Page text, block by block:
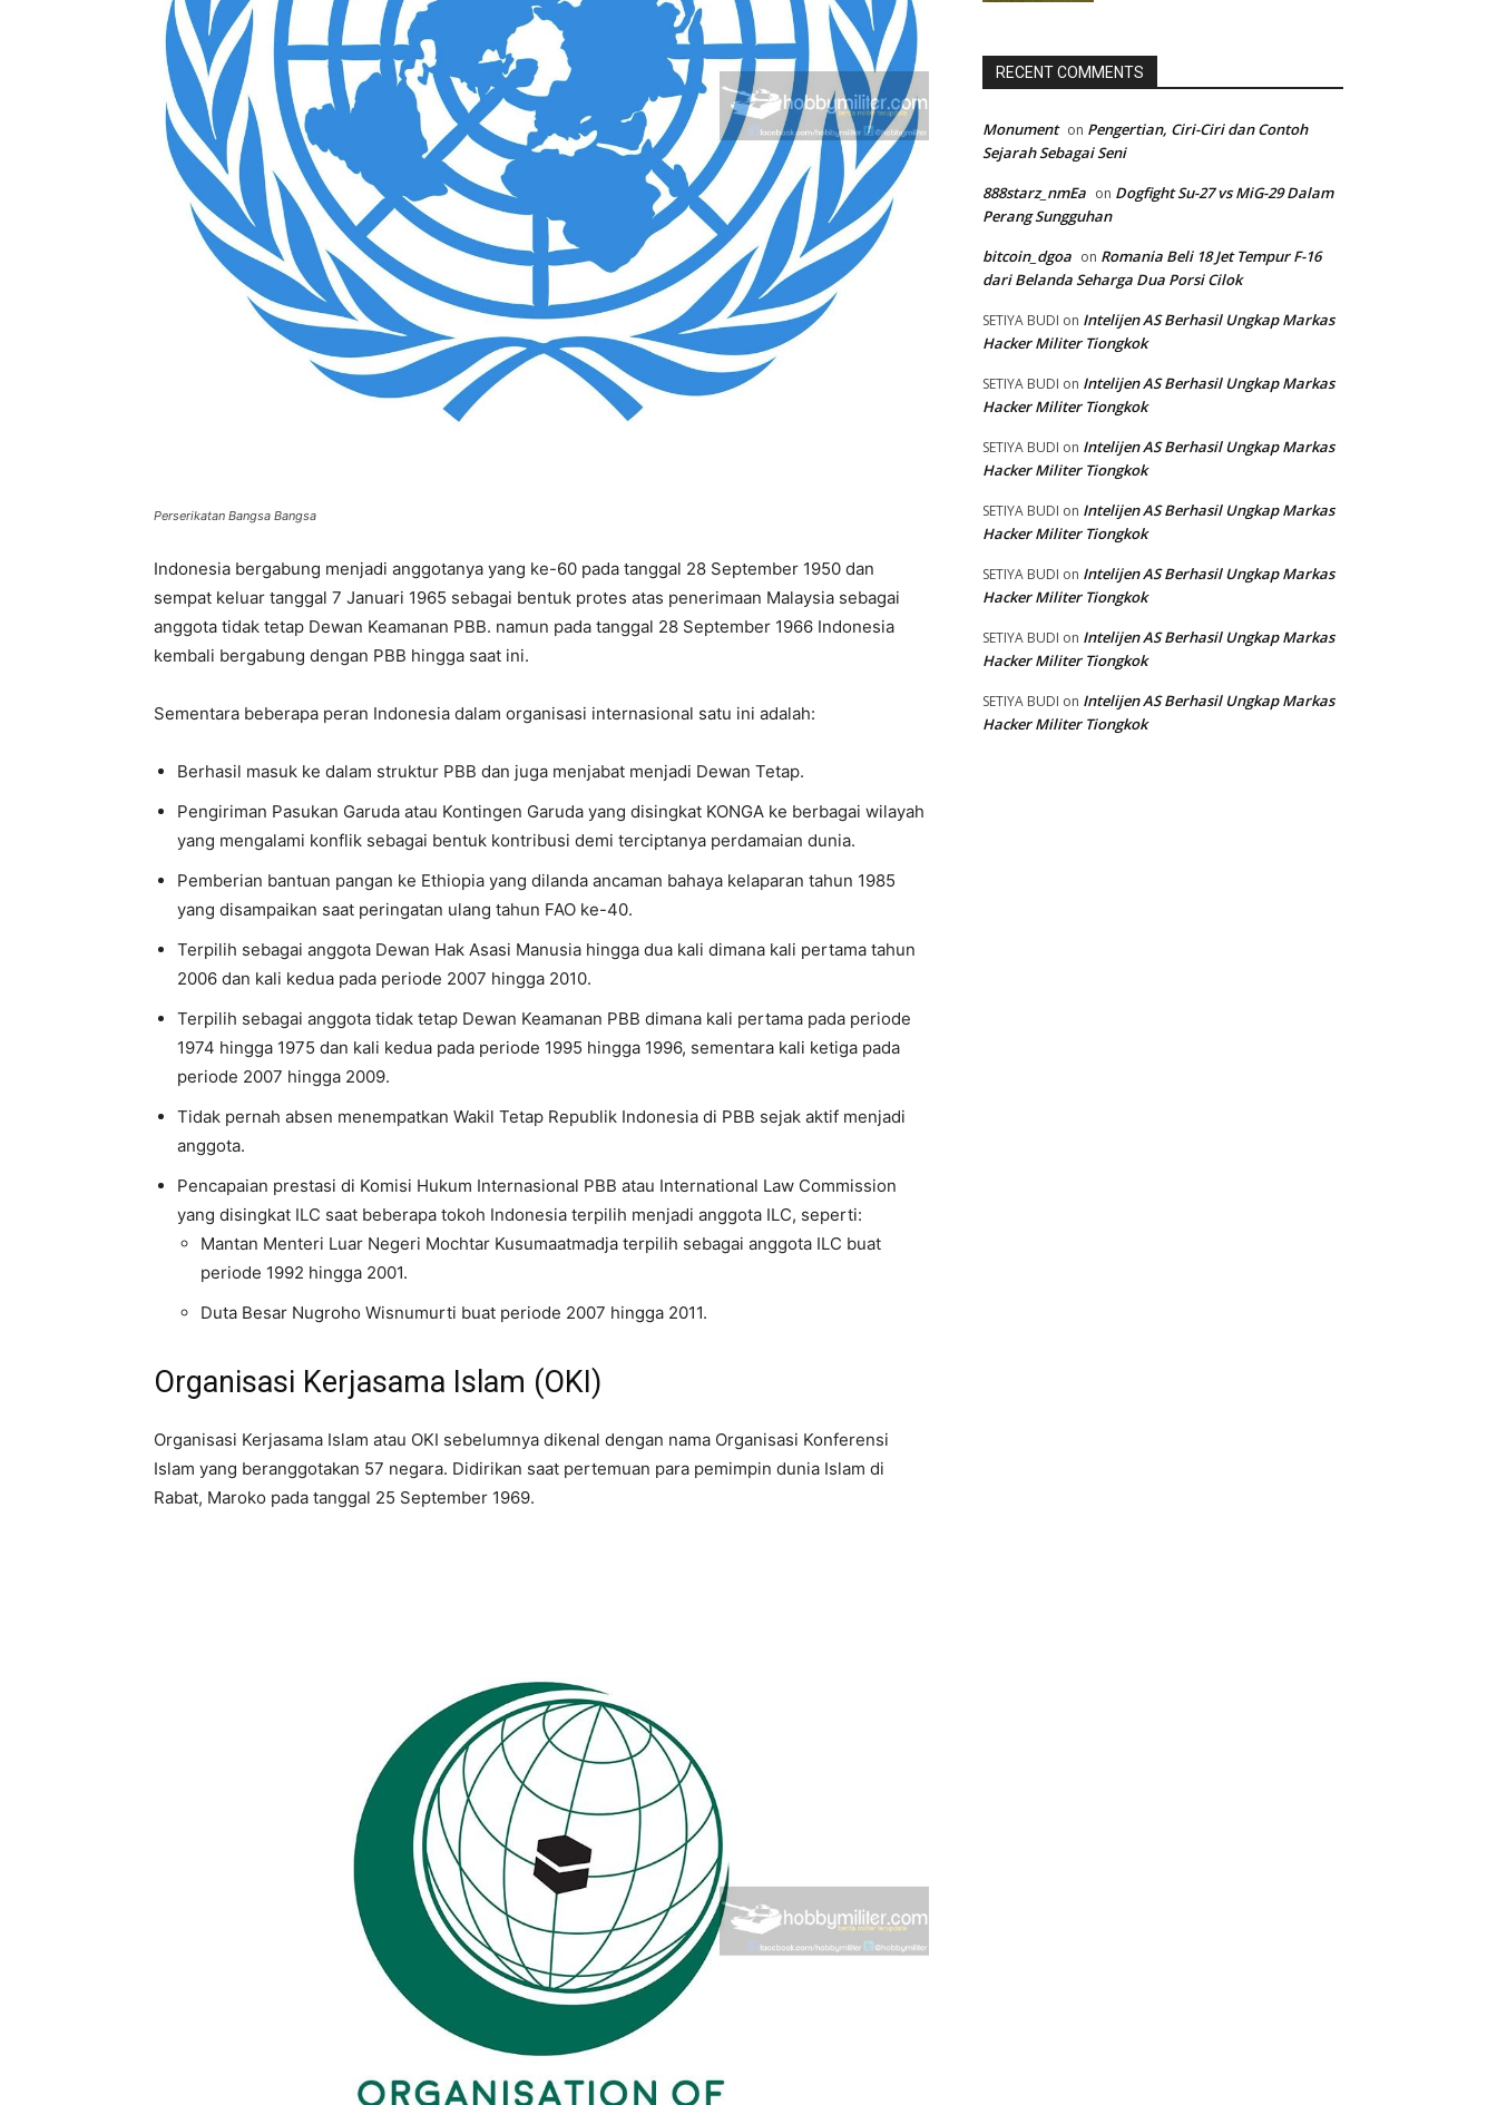
Perserikatan Bangsa Bangsa
Indonesia bergabung menjadi anggotanya yang ke-60 pada tanggal 28 September 1950 dan
sempat keluar tanggal 7 Januari 1965 sebagai bentuk protes atas penerimaan Malaysia sebagai
anggota tidak tetap Dewan Keamanan PBB. namun pada tanggal 28 September 1966 Indonesia
kembali bergabung dengan PBB hingga saat ini.
Sementara beberapa peran Indonesia dalam organisasi internasional satu ini adalah:
Berhasil masuk ke dalam struktur PBB dan juga menjabat menjadi Dewan Tetap.
Pengiriman Pasukan Garuda atau Kontingen Garuda yang disingkat KONGA ke berbagai wilayah
yang mengalami konflik sebagai bentuk kontribusi demi terciptanya perdamaian dunia.
Pemberian bantuan pangan ke Ethiopia yang dilanda ancaman bahaya kelaparan tahun 1985
yang disampaikan saat peringatan ulang tahun FAO ke-40.
Terpilih sebagai anggota Dewan Hak Asasi Manusia hingga dua kali dimana kali pertama tahun
2006 dan kali kedua pada periode 2007 hingga 2010.
Terpilih sebagai anggota tidak tetap Dewan Keamanan PBB dimana kali pertama pada periode
1974 hingga 1975 dan kali kedua pada periode 1995 hingga 1996, sementara kali ketiga pada
periode 2007 hingga 2009.
Tidak pernah absen menempatkan Wakil Tetap Republik Indonesia di PBB sejak aktif menjadi
anggota.
Pencapaian prestasi di Komisi Hukum Internasional PBB atau International Law Commission
yang disingkat ILC saat beberapa tokoh Indonesia terpilih menjadi anggota ILC, seperti:
Mantan Menteri Luar Negeri Mochtar Kusumaatmadja terpilih sebagai anggota ILC buat
periode 1992 hingga 2001.
Duta Besar Nugroho Wisnumurti buat periode 2007 hingga 2011.
Organisasi Kerjasama Islam (OKI)
Organisasi Kerjasama Islam atau OKI sebelumnya dikenal dengan nama Organisasi Konferensi
Islam yang beranggotakan 57 negara. Didirikan saat pertemuan para pemimpin dunia Islam di
Rabat, Maroko pada tanggal 25 September 1969.
RECENT COMMENTS
Monument on Pengertian, Ciri-Ciri dan Contoh
Sejarah Sebagai Seni
888starz_nmEa on Dogfight Su-27 vs MiG-29 Dalam
Perang Sungguhan
bitcoin_dgoa on Romania Beli 18 Jet Tempur F-16
dari Belanda Seharga Dua Porsi Cilok
SETIYA BUDI on Intelijen AS Berhasil Ungkap Markas
Hacker Militer Tiongkok
SETIYA BUDI on Intelijen AS Berhasil Ungkap Markas
Hacker Militer Tiongkok
SETIYA BUDI on Intelijen AS Berhasil Ungkap Markas
Hacker Militer Tiongkok
SETIYA BUDI on Intelijen AS Berhasil Ungkap Markas
Hacker Militer Tiongkok
SETIYA BUDI on Intelijen AS Berhasil Ungkap Markas
Hacker Militer Tiongkok
SETIYA BUDI on Intelijen AS Berhasil Ungkap Markas
Hacker Militer Tiongkok
SETIYA BUDI on Intelijen AS Berhasil Ungkap Markas
Hacker Militer Tiongkok